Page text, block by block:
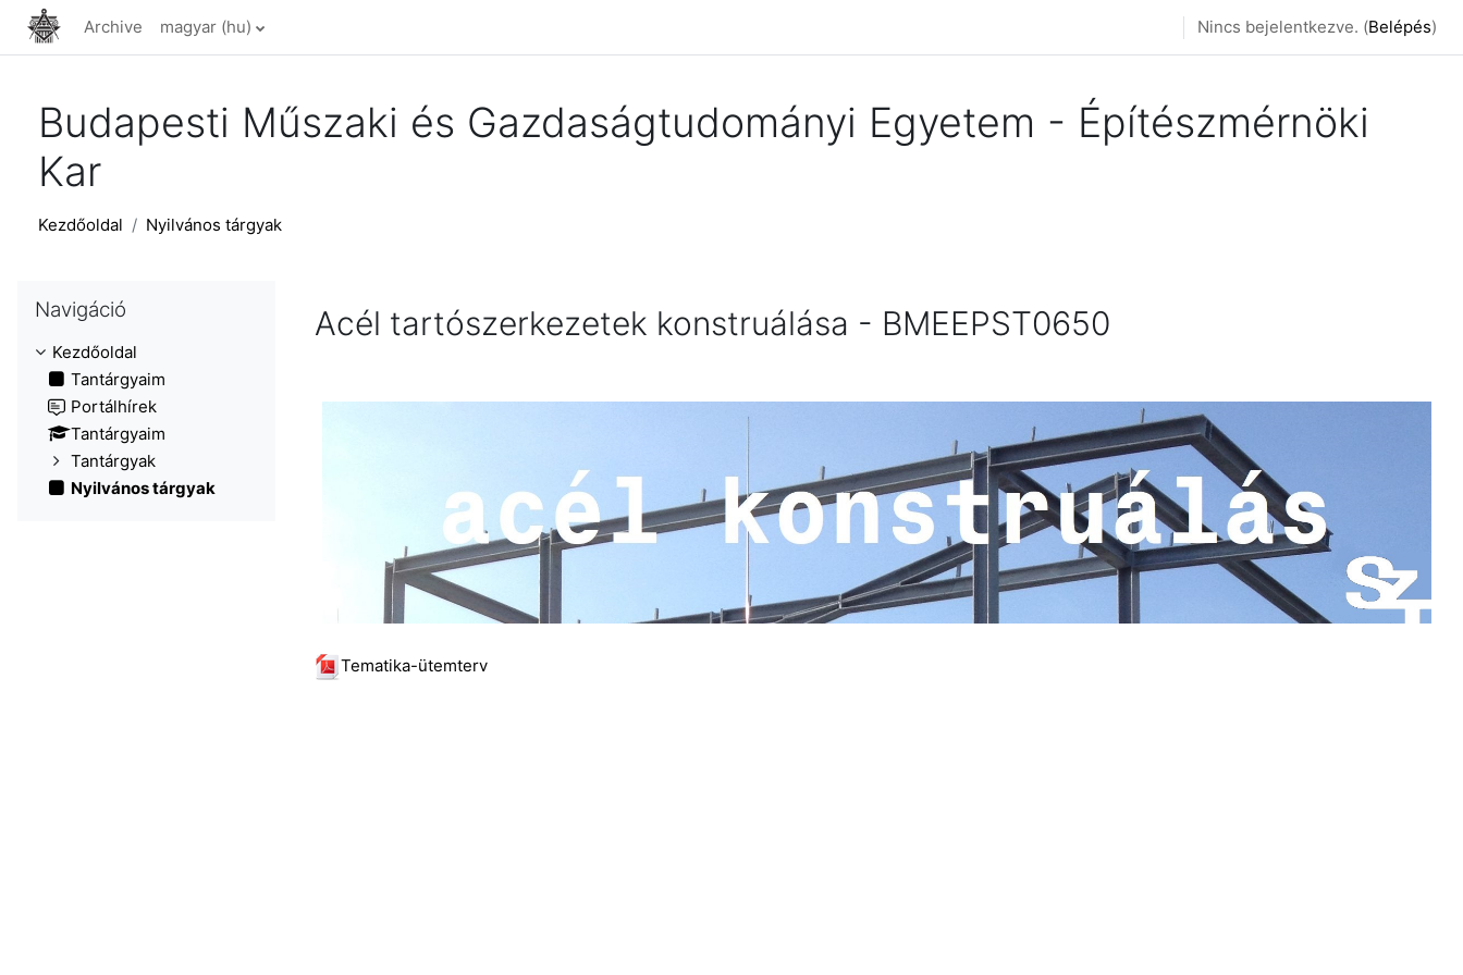
Tovább a fő tartalomhoz
Archive magyar ‎(hu)‎ Nincs bejelentkezve. (Belépés)
Budapesti Műszaki és Gazdaságtudományi Egyetem - Építészmérnöki
Kar
Kezdőoldal Nyilvános tárgyak
Acél tartószerkezetek konstruálása - BMEEPST0650
Tematika-ütemterv
Navigáció
Kezdőoldal
Tantárgyaim
Portálhírek
Tantárgyaim
Tantárgyak
Nyilvános tárgyak